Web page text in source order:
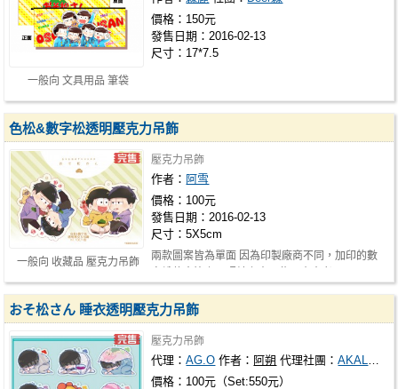
一般向 文具用品 筆袋
價格：150元
發售日期：2016-02-13
尺寸：17*7.5
一般向 收藏品 壓克力吊飾
色松&數字松透明壓克力吊飾
壓克力吊飾
作者： 阿雪
價格：100元
發售日期：2016-02-13
尺寸：5X5cm
兩款圖案皆為單面 因為印製廠商不同，加印的數
おそ松さん 睡衣透明壓克力吊飾
壓克力吊飾
代理：AG.O 作者： 阿朔 代理社團：AKALOHA▲
價格：100元（Set:550元）